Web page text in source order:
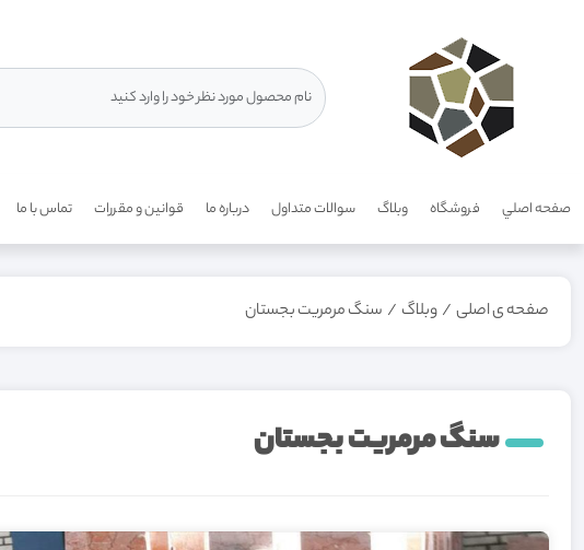
صفحه اصلي فروشگاه وبلاگ سوالات متداول درباره ما قوانين و مقررات تماس با ما
صفحه ی اصلی / وبلاگ / سنگ مرمریت بجستان
سنگ مرمریت بجستان